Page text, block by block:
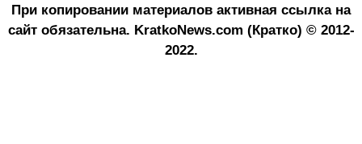
При копировании материалов активная ссылка на
сайт обязательна. KratkoNews.com (Кратко) © 2012-
2022.